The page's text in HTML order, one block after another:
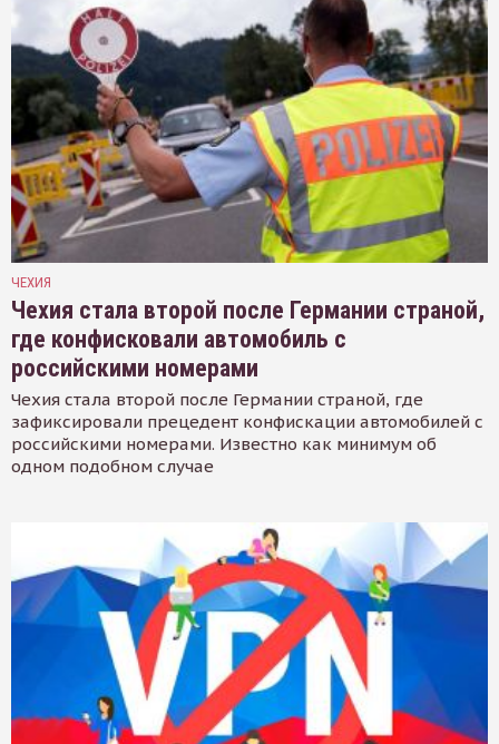
ЧЕХИЯ
Чехия стала второй после Германии страной,
где конфисковали автомобиль с
российскими номерами
Чехия стала второй после Германии страной, где
зафиксировали прецедент конфискации автомобилей с
российскими номерами. Известно как минимум об
одном подобном случае